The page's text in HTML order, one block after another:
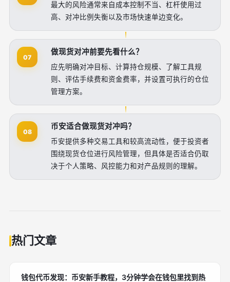
最大的风险通常来自成本控制不当、杠杆使用过
高、对冲比例失衡以及市场快速单边变化。
07
做现货对冲前要先看什么？
应先明确对冲目标、计算持仓规模、了解工具规
则、评估手续费和资金费率，并设置可执行的仓位
管理方案。
08
币安适合做现货对冲吗？
币安提供多种交易工具和较高流动性，便于投资者
围绕现货仓位进行风险管理，但具体是否适合仍取
决于个人策略、风控能力和对产品规则的理解。
热门文章
钱包代币发现：币安新手教程，3分钟学会在钱包里找到热